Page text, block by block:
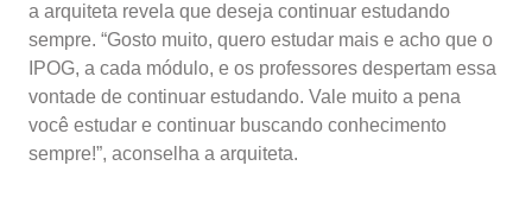
a arquiteta revela que deseja continuar estudando
sempre. “Gosto muito, quero estudar mais e acho que o
IPOG, a cada módulo, e os professores despertam essa
vontade de continuar estudando. Vale muito a pena
você estudar e continuar buscando conhecimento
sempre!”, aconselha a arquiteta.